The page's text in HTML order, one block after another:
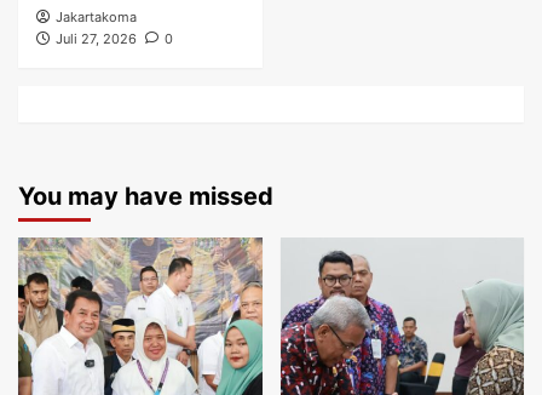
Jakartakoma
Juli 27, 2026
0
You may have missed